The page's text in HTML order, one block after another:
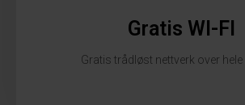
Gratis WI-FI
Gratis trådløst nettverk over hele